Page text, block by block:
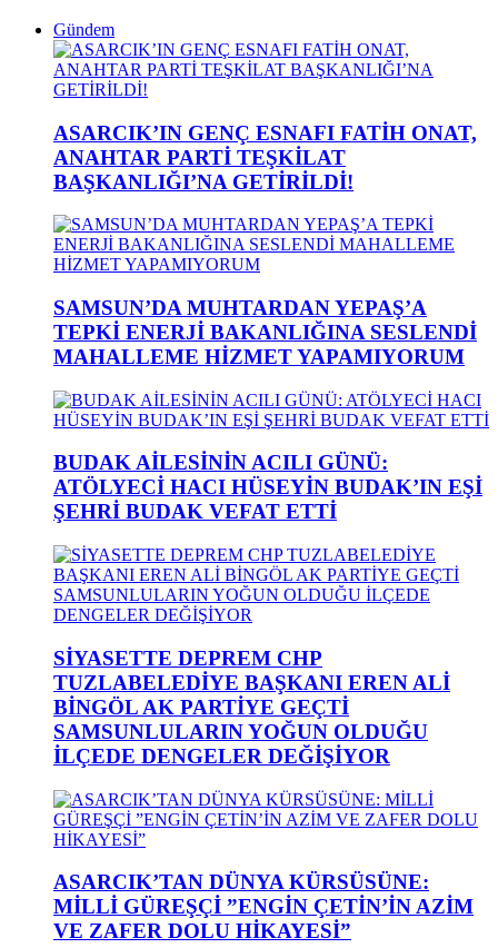
Gündem
ASARCIK’IN GENÇ ESNAFI FATİH ONAT,
ANAHTAR PARTİ TEŞKİLAT
BAŞKANLIĞI’NA GETİRİLDİ!
SAMSUN’DA MUHTARDAN YEPAŞ’A
TEPKİ ENERJİ BAKANLIĞINA SESLENDİ
MAHALLEME HİZMET YAPAMIYORUM
BUDAK AİLESİNİN ACILI GÜNÜ:
ATÖLYECİ HACI HÜSEYİN BUDAK’IN EŞİ
ŞEHRİ BUDAK VEFAT ETTİ
SİYASETTE DEPREM CHP
TUZLABELEDİYE BAŞKANI EREN ALİ
BİNGÖL AK PARTİYE GEÇTİ
SAMSUNLULARIN YOĞUN OLDUĞU
İLÇEDE DENGELER DEĞİŞİYOR
ASARCIK’TAN DÜNYA KÜRSÜSÜNE:
MİLLİ GÜREŞÇİ ”ENGİN ÇETİN’İN AZİM
VE ZAFER DOLU HİKAYESİ”